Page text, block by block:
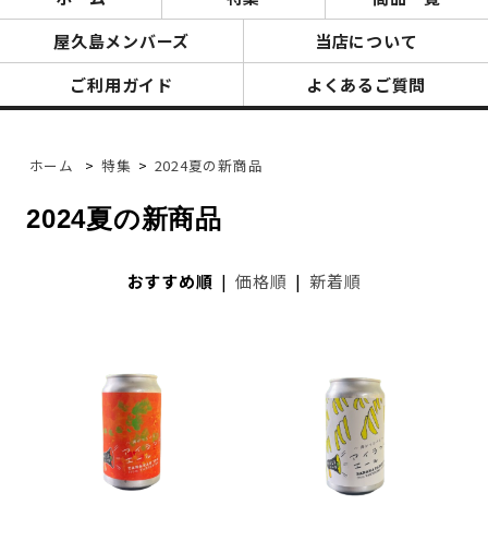
屋久島メンバーズ
当店について
ご利用ガイド
よくあるご質問
ホーム > 特集 > 2024夏の新商品
2024夏の新商品
おすすめ順 |価格順 | 新着順